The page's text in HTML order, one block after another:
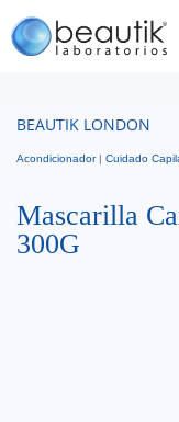
BEAUTIK LONDON
Acondicionador| Cuidado
Mascarilla
300G